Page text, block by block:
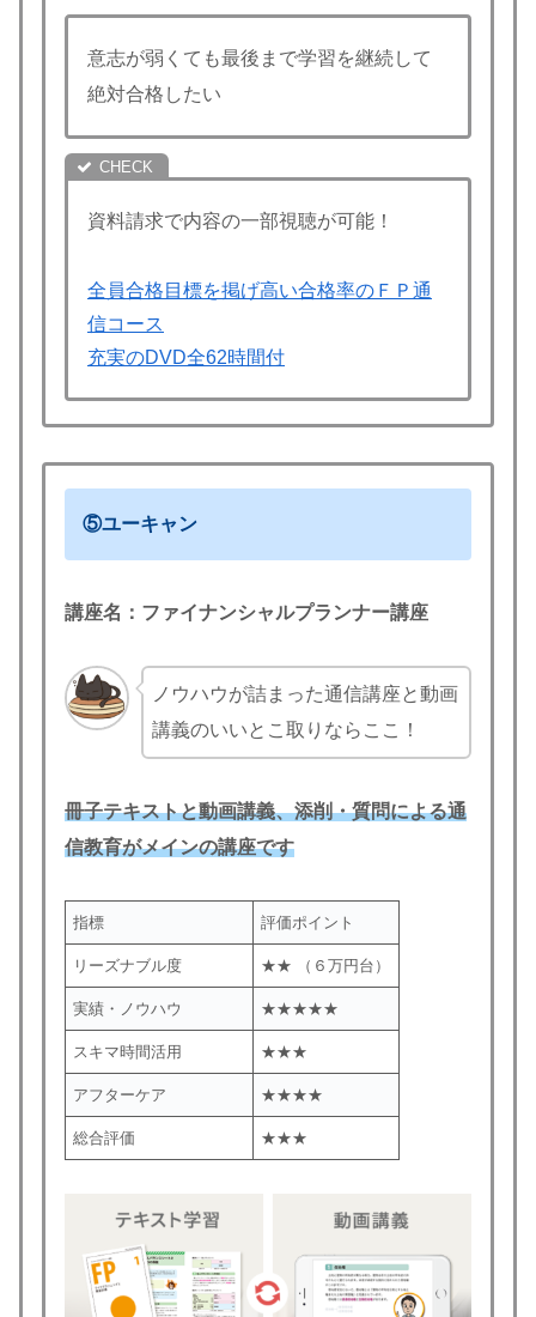
意志が弱くても最後まで学習を継続して
絶対合格したい
資料請求で内容の一部視聴が可能！
全員合格目標を掲げ高い合格率のＦＰ通
信コース
充実のDVD全62時間付
⑤ユーキャン
講座名：ファイナンシャルプランナー講座
ノウハウが詰まった通信講座と動画
講義のいいとこ取りならここ！
冊子テキストと動画講義、添削・質問による通
信教育がメインの講座です
指標 評価ポイント
リーズナブル度 ★★ （６万円台）
実績・ノウハウ ★★★★★
スキマ時間活用 ★★★
アフターケア ★★★★
総合評価 ★★★